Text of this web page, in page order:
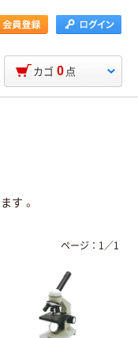
カゴ 0 点
す 。
ページ： 1 ／1